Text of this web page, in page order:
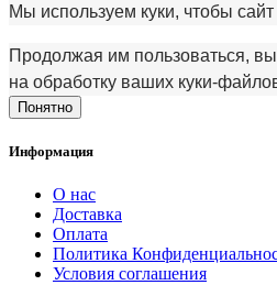
Мы используем куки, чтобы
Продолжая им пользоваться,
на обработку ваших
Понятно
Информация
О нас
Доставка
Оплата
Политика
Условия соглашения